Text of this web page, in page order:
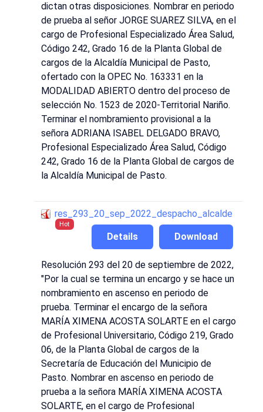
dictan otras disposiciones. Nombrar en periodo
de prueba al señor JORGE SUAREZ SILVA, en el
cargo de Profesional Especializado Área Salud,
Código 242, Grado 16 de la Planta Global de
cargos de la Alcaldía Municipal de Pasto,
ofertado con la OPEC No. 163331 en la
MODALIDAD ABIERTO dentro del proceso de
selección No. 1523 de 2020-Territorial Nariño.
Terminar el nombramiento provisional a la
señora ADRIANA ISABEL DELGADO BRAVO,
Profesional Especializado Área Salud, Código
242, Grado 16 de la Planta Global de cargos de
la Alcaldía Municipal de Pasto.
res_293_20_sep_2022_despacho_alcalde
Hot
Download
Details
Resolución 293 del 20 de septiembre de 2022,
"Por la cual se termina un encargo y se hace un
nombramiento en ascenso en periodo de
prueba. Terminar el encargo de la señora
MARÍA XIMENA ACOSTA SOLARTE en el cargo
de Profesional Universitario, Código 219, Grado
06, de la Planta Global de cargos de la
Secretaría de Educación del Municipio de
Pasto. Nombrar en ascenso en periodo de
prueba a la señora MARÍA XIMENA ACOSTA
SOLARTE, en el cargo de Profesional